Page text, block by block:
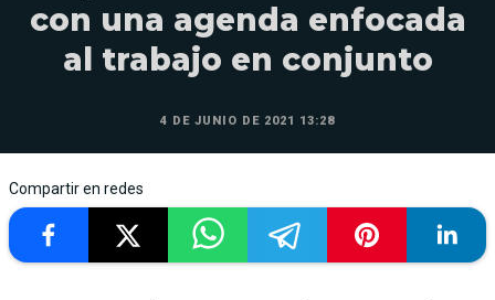
con una agenda enfocada
al trabajo en conjunto
4 DE JUNIO DE 2021 13:28
Compartir en redes